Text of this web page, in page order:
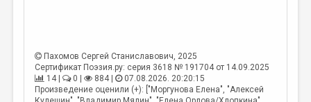
Пахомов Сергей Станиславович, 2025
Сертификат Поэзия.ру: серия 3618 № 191704 от 14.09.2025
14 |
0 | 884 |
07.08.2026. 20:20:15
Произведение оценили (+): ["Моргунова Елена", "Алексей